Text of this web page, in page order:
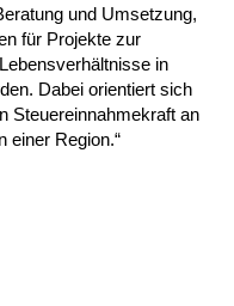
und Umsetzung,
für Projekte zur
in
Dabei orientiert sich
Steuereinnahmekraft an
einer Region.“